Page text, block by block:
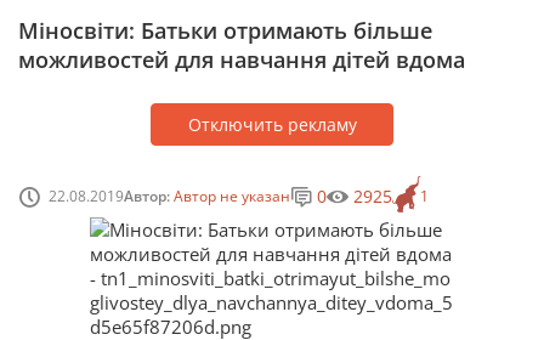
Міносвіти: Батьки отримають більше
можливостей для навчання дітей вдома
Отключить рекламу
22.08.2019Автор:Автор не указан 1
0 2925